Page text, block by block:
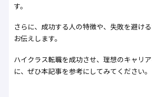
す。
さらに、成功する人の特徴や、失敗を避け
お伝えします。
ハイクラス転職を成功させ、理想のキャリ
に、ぜひ本記事を参考にしてみてください。